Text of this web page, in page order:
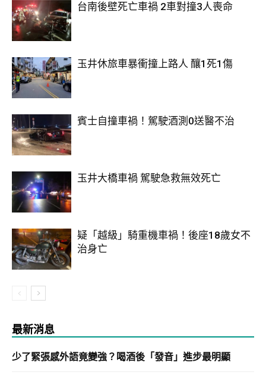
台南後壁死亡車禍 2車對撞3人喪命
玉井休旅車暴衝撞上路人 釀1死1傷
賓士自撞車禍！駕駛酒測0送醫不治
玉井大橋車禍 駕駛急救無效死亡
疑「越級」騎重機車禍！後座18歲女不
治身亡
最新消息
少了緊張感外語竟變強？喝酒後「發音」進步最明顯